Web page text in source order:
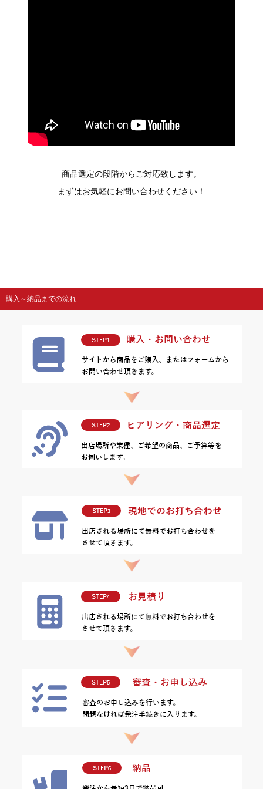
商品選定の段階からご対応致します。
まずはお気軽にお問い合わせください！
購入～納品までの流れ